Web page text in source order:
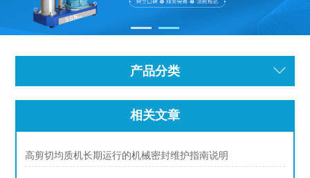
产品分类
相关文章
高剪切均质机长期运行的机械密封维护指南说明